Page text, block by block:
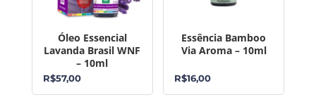
Óleo Essencial
Lavanda Brasil WNF
– 10ml
R$57,00
Essência Bamboo
Via Aroma – 10ml
R$16,00